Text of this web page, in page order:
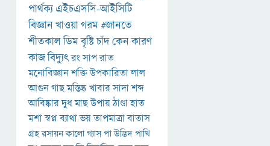
পার্থক্য এইচএসসি-আইসিটি
বিজ্ঞানখাওয়াগরম#জানতে
শীতকালডিমবৃষ্টিচাঁদকেনকারণ
কাজবিদ্যুৎরংসাপরাত
মনোবিজ্ঞানশক্তিউপকারিতালাল
আগুনগাছমস্তিষ্কখাবারসাদাশব্দ
আবিষ্কারদুধমাছউপায়ঠাণ্ডাহাত
মশাস্বপ্নব্যাথাভয়তাপমাত্রাবাতাস
গ্রহরসায়নকালোগ্যাসপাউদ্ভিদপাখি